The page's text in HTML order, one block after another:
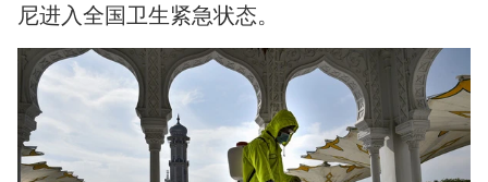
尼进入全国卫生紧急状态。